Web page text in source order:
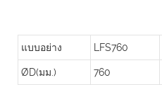
แบบอย่าง LFS760
ØD(มม.) 760